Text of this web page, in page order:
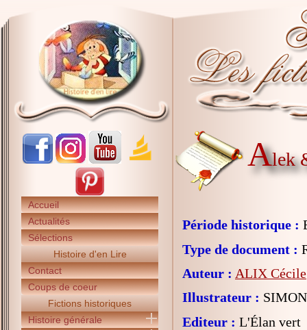
Accueil
Actualités
Sélections
Histoire d'en Lire
Contact
Coups de coeur
Fictions historiques
Histoire générale
Alek
Période historique :
Type de document :
Auteur : ALIX Cécile
Illustrateur :
Editeur : L'Élan vert